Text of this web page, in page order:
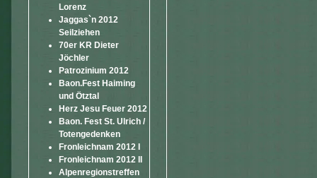
Lorenz
Jaggas`n 2012
Seilziehen
70er KR Dieter
Jöchler
Patrozinium 2012
Baon.Fest Haiming
und Ötztal
Herz Jesu Feuer 2012
Baon. Fest St. Ulrich /
Totengedenken
Fronleichnam 2012 I
Fronleichnam 2012 II
Alpenregionstreffen